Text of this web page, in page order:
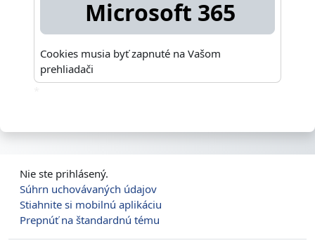
Microsoft 365
Cookies musia byť zapnuté na Vašom
prehliadači
Nie ste prihlásený.
Súhrn uchovávaných údajov
Stiahnite si mobilnú aplikáciu
Prepnúť na štandardnú tému